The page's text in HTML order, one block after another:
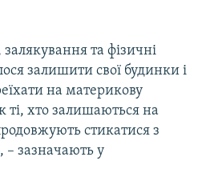
та фізичні
залишити свої будинки і
на материкову
ті, хто залишаються на
стикатися з
– зазначають у